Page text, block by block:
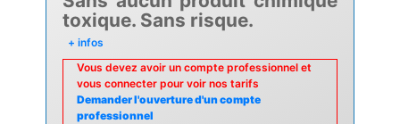
toxique. Sans risque.
+ infos
Vous devez avoir un compte professionnel et
vous connecter pour voir nos tarifs
Demander l'ouverture d'un compte
professionnel